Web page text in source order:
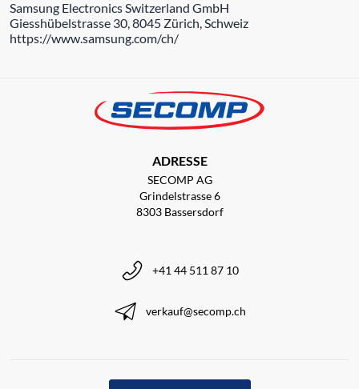
Samsung Electronics Switzerland GmbH
Giesshübelstrasse 30, 8045 Zürich, Schweiz
https://www.samsung.com/ch/
ADRESSE
SECOMP AG
Grindelstrasse 6
8303 Bassersdorf
+41 44 511 87 10
verkauf@secomp.ch